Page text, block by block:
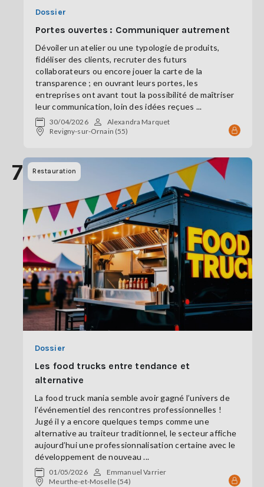
Dossier
Portes ouvertes : Communiquer autrement
Dévoiler un atelier ou une typologie de produits,
fidéliser des clients, recruter des futurs
collaborateurs ou encore jouer la carte de la
transparence ; en ouvrant leurs portes, les
entreprises ont avant tout la possibilité de maîtriser
leur communication, loin des idées reçues ...
30/04/2026
Alexandra Marquet
Revigny-sur-Ornain (55)
7 Restauration
Dossier
Les food trucks entre tendance et
alternative
La food truck mania semble avoir gagné l’univers de
l’événementiel des rencontres professionnelles !
Jugé il y a encore quelques temps comme une
alternative au traiteur traditionnel, le secteur affiche
aujourd’hui une professionnalisation certaine avec le
développement de nouveau ...
01/05/2026
Emmanuel Varrier
Meurthe-et-Moselle (54)